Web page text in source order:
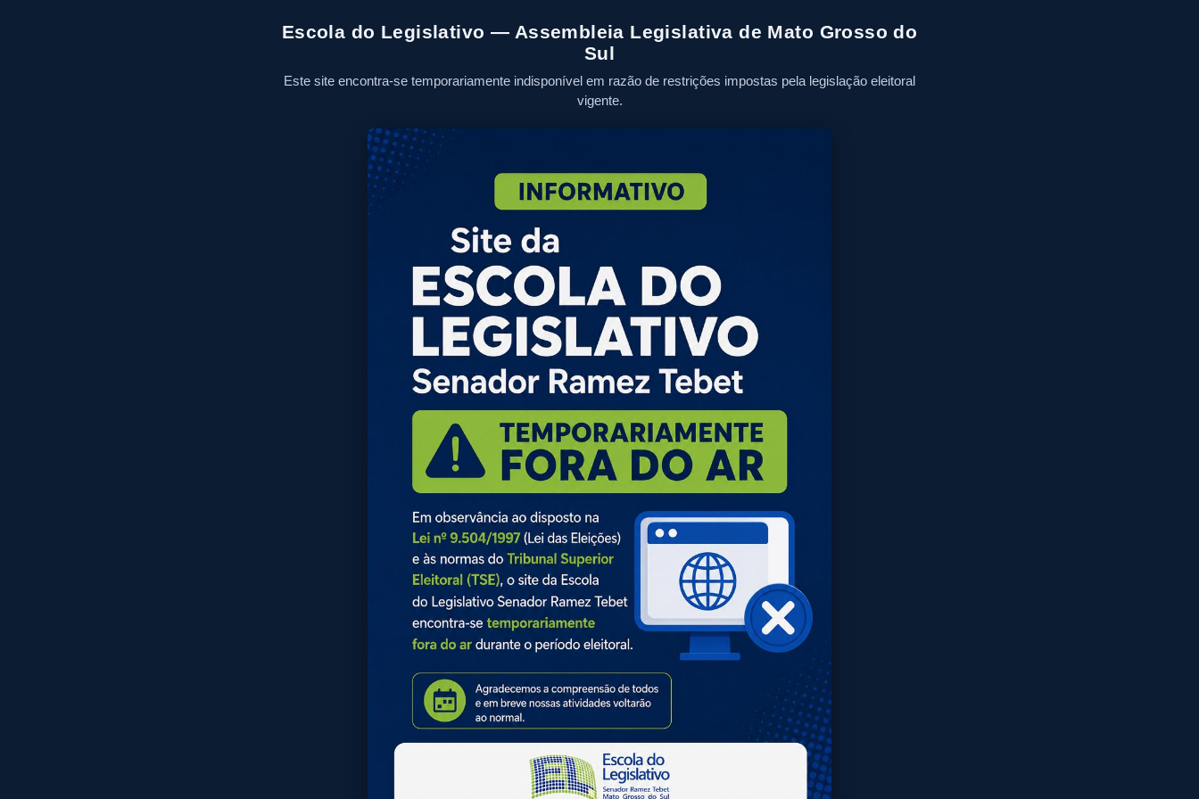
Escola do Legislativo — Assembleia Legislativa de Mato Grosso do
Sul
Este site encontra-se temporariamente indisponível em razão de restrições impostas pela legislação eleitoral
vigente.